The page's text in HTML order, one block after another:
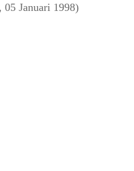
05 Januari 1998)